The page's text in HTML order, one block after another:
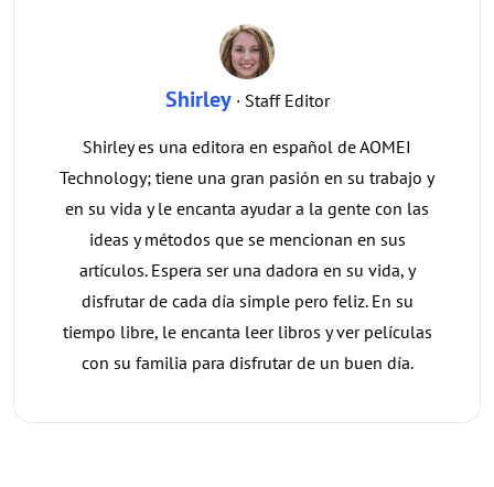
Shirley· Staff Editor
Shirley es una editora en español de AOMEI
Technology; tiene una gran pasión en su trabajo y
en su vida y le encanta ayudar a la gente con las
ideas y métodos que se mencionan en sus
artículos. Espera ser una dadora en su vida, y
disfrutar de cada día simple pero feliz. En su
tiempo libre, le encanta leer libros y ver películas
con su familia para disfrutar de un buen día.